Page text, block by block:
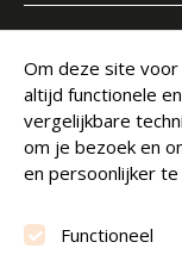
Meld je aan voor
E-mailadres
Om deze site
altijd functionele
vergelijkbare
om je bezoek en
en persoonlijker te
Functioneel